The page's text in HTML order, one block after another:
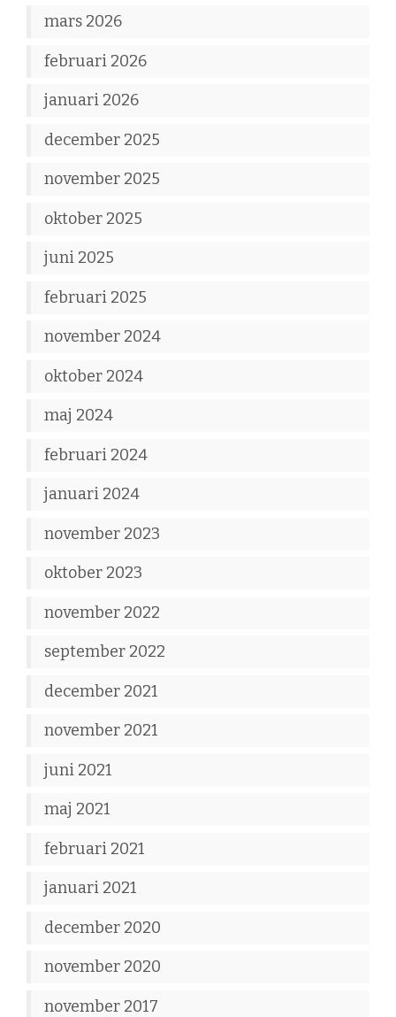
mars 2026
februari 2026
januari 2026
december 2025
november 2025
oktober 2025
juni 2025
februari 2025
november 2024
oktober 2024
maj 2024
februari 2024
januari 2024
november 2023
oktober 2023
november 2022
september 2022
december 2021
november 2021
juni 2021
maj 2021
februari 2021
januari 2021
december 2020
november 2020
november 2017